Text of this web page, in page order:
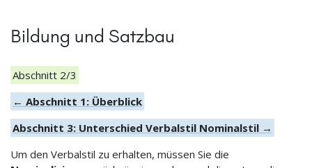
Bildung und Satzbau
Abschnitt 2/3
← Abschnitt 1: Überblick
Abschnitt 3: Unterschied Verbalstil Nominalstil →
Um den Verbalstil zu erhalten, müssen Sie die